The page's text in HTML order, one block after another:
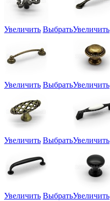
Увеличить ВыбратьУвеличить
Увеличить ВыбратьУвеличить
Увеличить ВыбратьУвеличить
Увеличить ВыбратьУвеличить